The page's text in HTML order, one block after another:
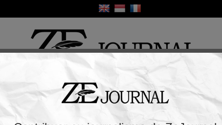
Religion Sport France / Europe
«vaccins» contre la Covid ont tué plus de